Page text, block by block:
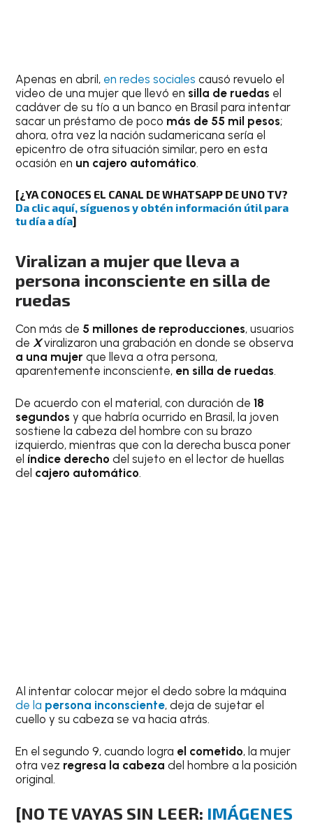
Apenas en abril, en redes sociales causó revuelo el
video de una mujer que llevó en silla de ruedas el
cadáver de su tío a un banco en Brasil para intentar
sacar un préstamo de poco más de 55 mil pesos;
ahora, otra vez la nación sudamericana sería el
epicentro de otra situación similar, pero en esta
ocasión en un cajero automático.
[¿YA CONOCES EL CANAL DE WHATSAPP DE UNO TV?
Da clic aquí, síguenos y obtén información útil para
tu día a día]
Viralizan a mujer que lleva a
persona inconsciente en silla de
ruedas
Con más de 5 millones de reproducciones, usuarios
deXviralizaron una grabación en donde se observa
a una mujer que lleva a otra persona,
aparentemente inconsciente, en silla de ruedas.
De acuerdo con el material, con duración de18
segundos y que habría ocurrido en Brasil, la joven
sostiene la cabeza del hombre con su brazo
izquierdo, mientras que con la derecha busca poner
el índice derecho del sujeto en el lector de huellas
del cajero automático.
Al intentar colocar mejor el dedo sobre la máquina
de la persona inconsciente, deja de sujetar el
cuello y su cabeza se va hacia atrás.
En el segundo 9, cuando logra el cometido, la mujer
otra vez regresa la cabeza del hombre a la posición
original.
[NO TE VAYAS SIN LEER: IMÁGENES